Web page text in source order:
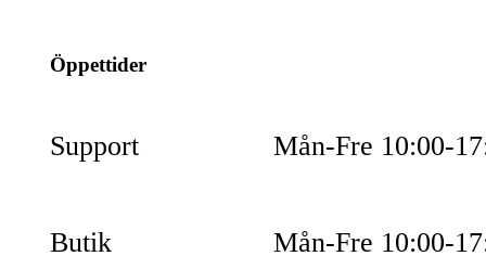
Öppettider
Support Mån-Fre 10:00-
Butik Mån-Fre 10:00-